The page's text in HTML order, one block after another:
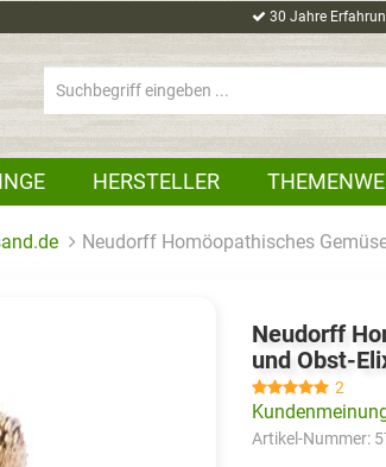
30 Jahre
HERSTELLER
Neudorff Homöopathisches
Neudorff
und Obst-
2
Artikel-Nummer: